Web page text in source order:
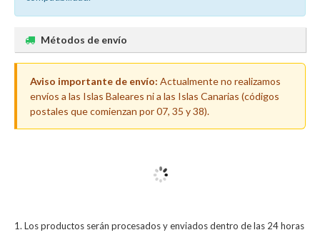
Métodos de envío
Aviso importante de envío: Actualmente no realizamos
envíos a las Islas Baleares ni a las Islas Canarias (códigos
postales que comienzan por 07, 35 y 38).
Los productos serán procesados y enviados dentro de las 24 horas